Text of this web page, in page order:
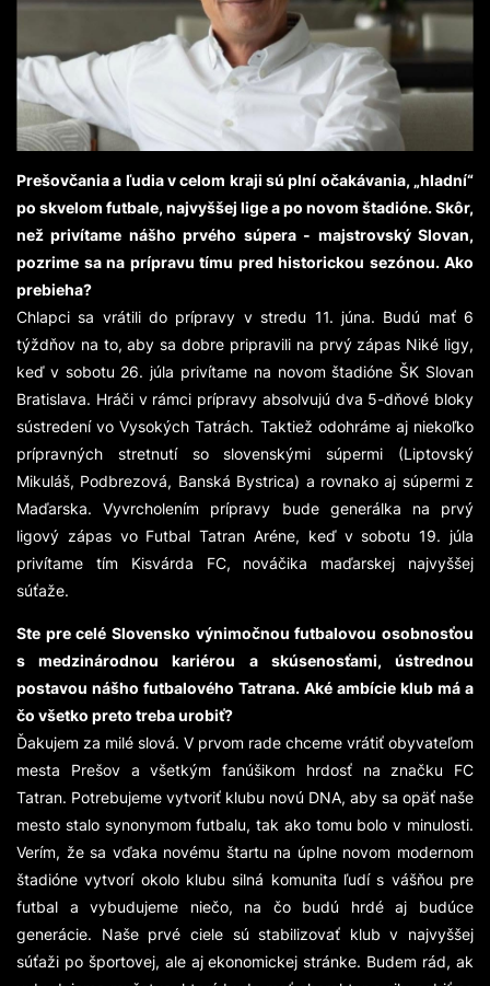
Prešovčania a ľudia v celom kraji sú plní očakávania, „hladní“
po skvelom futbale, najvyššej lige a po novom štadióne. Skôr,
než privítame nášho prvého súpera - majstrovský Slovan,
pozrime sa na prípravu tímu pred historickou sezónou. Ako
prebieha?
Chlapci sa vrátili do prípravy v stredu 11. júna. Budú mať 6
týždňov na to, aby sa dobre pripravili na prvý zápas Niké ligy,
keď v sobotu 26. júla privítame na novom štadióne ŠK Slovan
Bratislava. Hráči v rámci prípravy absolvujú dva 5-dňové bloky
sústredení vo Vysokých Tatrách. Taktiež odohráme aj niekoľko
prípravných stretnutí so slovenskými súpermi (Liptovský
Mikuláš, Podbrezová, Banská Bystrica) a rovnako aj súpermi z
Maďarska. Vyvrcholením prípravy bude generálka na prvý
ligový zápas vo Futbal Tatran Aréne, keď v sobotu 19. júla
privítame tím Kisvárda FC, nováčika maďarskej najvyššej
súťaže.
Ste pre celé Slovensko výnimočnou futbalovou osobnosťou
s medzinárodnou kariérou a skúsenosťami, ústrednou
postavou nášho futbalového Tatrana. Aké ambície klub má a
čo všetko preto treba urobiť?
Ďakujem za milé slová. V prvom rade chceme vrátiť obyvateľom
mesta Prešov a všetkým fanúšikom hrdosť na značku FC
Tatran. Potrebujeme vytvoriť klubu novú DNA, aby sa opäť naše
mesto stalo synonymom futbalu, tak ako tomu bolo v minulosti.
Verím, že sa vďaka novému štartu na úplne novom modernom
štadióne vytvorí okolo klubu silná komunita ľudí s vášňou pre
futbal a vybudujeme niečo, na čo budú hrdé aj budúce
generácie. Naše prvé ciele sú stabilizovať klub v najvyššej
súťaži po športovej, ale aj ekonomickej stránke. Budem rád, ak